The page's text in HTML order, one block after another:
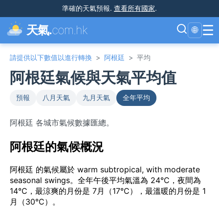
準確的天氣預報. 查看所有國家.
天氣.com.hk 🌐 ☰
請提供以下數值以進行轉換 > 阿根廷 > 平均
阿根廷氣候與天氣平均值
預報 八月天氣 九月天氣 全年平均
阿根廷 各城市氣候數據匯總。
阿根廷的氣候概況
阿根廷 的氣候屬於 warm subtropical, with moderate
seasonal swings。全年午後平均氣溫為 24°C，夜間為
14°C，最涼爽的月份是 7月（17°C），最溫暖的月份是 1
月（30°C）。